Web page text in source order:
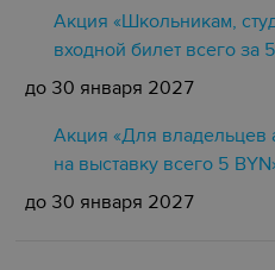
Акция «Школьникам,
входной билет всего за
до 30 января 2027
Акция «Для владельцев
на выставку всего 5
до 30 января 2027